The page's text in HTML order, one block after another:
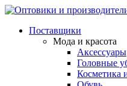
Поставщики
Мода и красота
Аксессуары
Головные
Косметика